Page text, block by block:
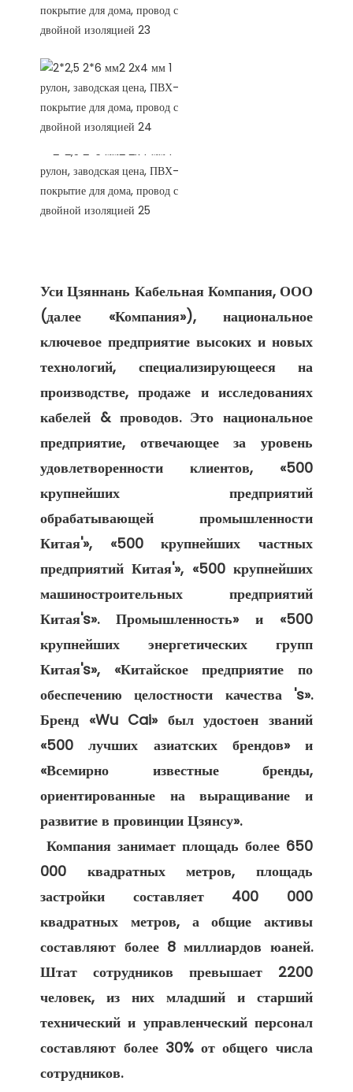
Уси Цзяннань Кабельная Компания, ООО
(далее «Компания»), национальное
ключевое предприятие высоких и новых
технологий, специализирующееся на
производстве, продаже и исследованиях
кабелей & проводов. Это национальное
предприятие, отвечающее за уровень
удовлетворенности клиентов, «500
крупнейших предприятий
обрабатывающей промышленности
Китая'», «500 крупнейших частных
предприятий Китая'», «500 крупнейших
машиностроительных предприятий
Китая's». Промышленность» и «500
крупнейших энергетических групп
Китая's», «Китайское предприятие по
обеспечению целостности качества 's».
Бренд «Wu Cai» был удостоен званий
«500 лучших азиатских брендов» и
«Всемирно известные бренды,
ориентированные на выращивание и
развитие в провинции Цзянсу».
Компания занимает площадь более 650
000 квадратных метров, площадь
застройки составляет 400 000
квадратных метров, а общие активы
составляют более 8 миллиардов юаней.
Штат сотрудников превышает 2200
человек, из них младший и старший
технический и управленческий персонал
составляют более 30% от общего числа
сотрудников.